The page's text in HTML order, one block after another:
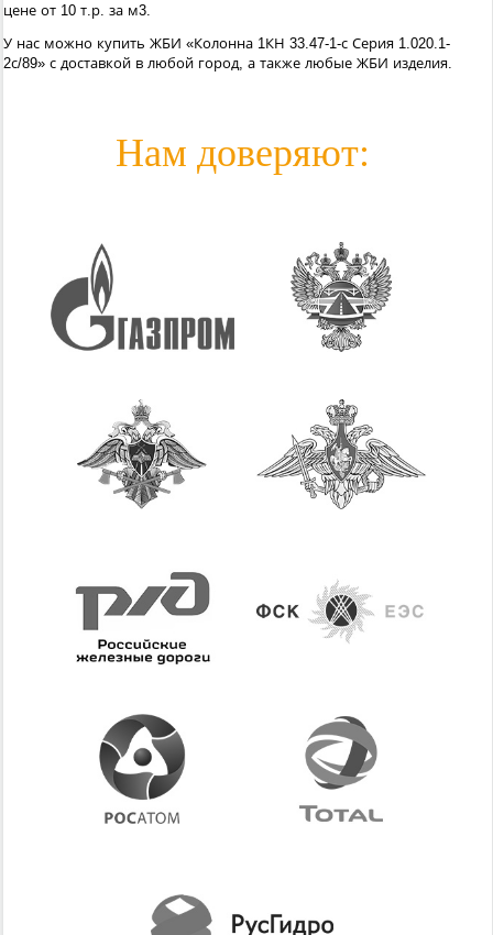
цене от 10 т.р. за м3.
У нас можно купить ЖБИ «Колонна 1КН 33.47-1-с Серия 1.020.1-
2с/89» с доставкой в любой город, а также любые ЖБИ изделия.
Нам доверяют: